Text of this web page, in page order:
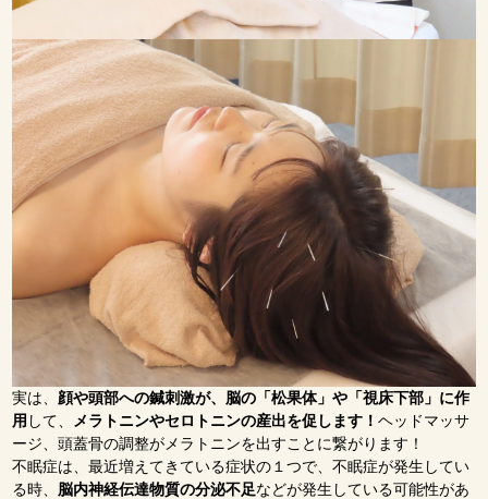
実は、 顔や頭部への鍼刺激が、脳の「松果体」や「視床下部」に作
用 して、 メラトニンやセロトニンの産出を促します！ヘッドマッサ
ージ、頭蓋骨の調整がメラトニンを出すことに繋がります！
不眠症は、最近増えてきている症状の１つで、不眠症が発生してい
る時、 脳内神経伝達物質の分泌不足などが発生している可能性があ